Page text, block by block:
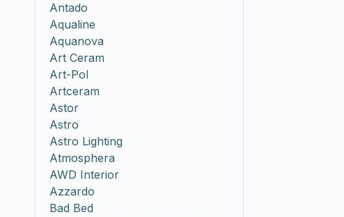
Antado
Aqualine
Aquanova
Art Ceram
Art-Pol
Artceram
Astor
Astro
Astro Lighting
Atmosphera
AWD Interior
Azzardo
Bad Bed